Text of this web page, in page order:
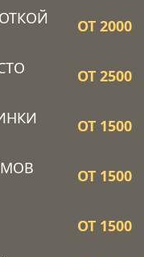
ОТ 2000
ОТ 2500
ОТ 1500
ОТ 1500
ОТ 1500